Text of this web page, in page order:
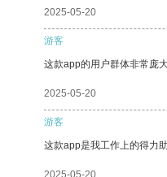
2025-05-20
游客
这款app的用户群体非常庞
2025-05-20
游客
这款app是我工作上的得力
2025-05-20